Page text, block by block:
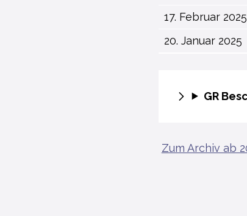
17. Februar 2025
20. Januar 2025
GR
Zum Archiv ab